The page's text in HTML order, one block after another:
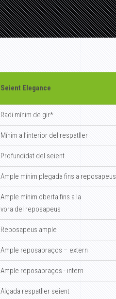
Seient Elegance
Radi mínim de gir*
Mínim a l’interior del respatller
Profundidat del seient
Ample mínim plegada fins a reposapeus
Ample mínim oberta fins a la
vora del reposapeus
Reposapeus ample
Ample reposabraços – extern
Ample reposabraços - intern
Alçada respatller seient